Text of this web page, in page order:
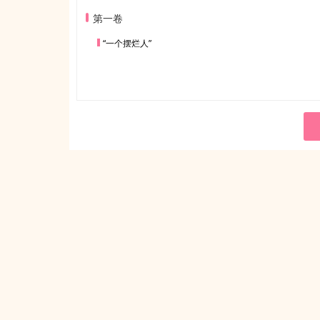
第一卷
“一个摆烂人”